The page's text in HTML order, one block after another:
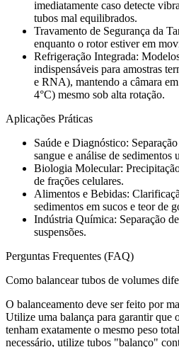
imediatamente caso detecte
tubos mal equilibrados.
Travamento de Segurança da
enquanto o rotor estiver em
Refrigeração Integrada:
indispensáveis para amostras
e RNA), mantendo a câmara
4°C) mesmo sob alta rotação.
Aplicações Práticas
Saúde e Diagnóstico:
sangue e análise de sedimentos
Biologia Molecular:
de frações celulares.
Alimentos e Bebidas:
sedimentos em sucos e teor de
Indústria Química: Separação
suspensões.
Perguntas Frequentes (FAQ)
Como balancear tubos de volumes
O balanceamento deve ser feito por
Utilize uma balança para garantir que
tenham exatamente o mesmo peso
necessário, utilize tubos "balanço"